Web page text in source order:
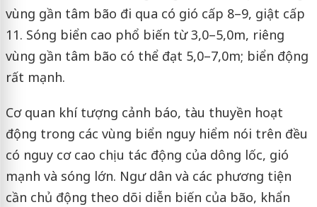
vùng gần tâm bão đi qua có gió cấp 8–9, giật cấp
11. Sóng biển cao phổ biến từ 3,0–5,0m, riêng
vùng gần tâm bão có thể đạt 5,0–7,0m; biển động
rất mạnh.
Cơ quan khí tượng cảnh báo, tàu thuyền hoạt
động trong các vùng biển nguy hiểm nói trên đều
có nguy cơ cao chịu tác động của dông lốc, gió
mạnh và sóng lớn. Ngư dân và các phương tiện
cần chủ động theo dõi diễn biến của bão, khẩn